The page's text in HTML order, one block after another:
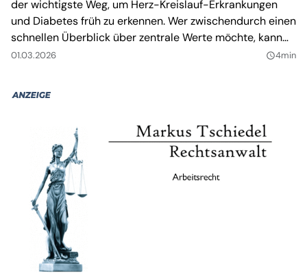
der wichtigste Weg, um Herz-Kreislauf-Erkrankungen
und Diabetes früh zu erkennen. Wer zwischendurch einen
schnellen Überblick über zentrale Werte möchte, kann
das auch niedrigschwellig in der Apotheke erledigen. Die
Basis an.
01.03.2026 query_builder4min